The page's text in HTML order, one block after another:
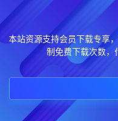
本站资源支持会员下载专享
制免费下载次数，